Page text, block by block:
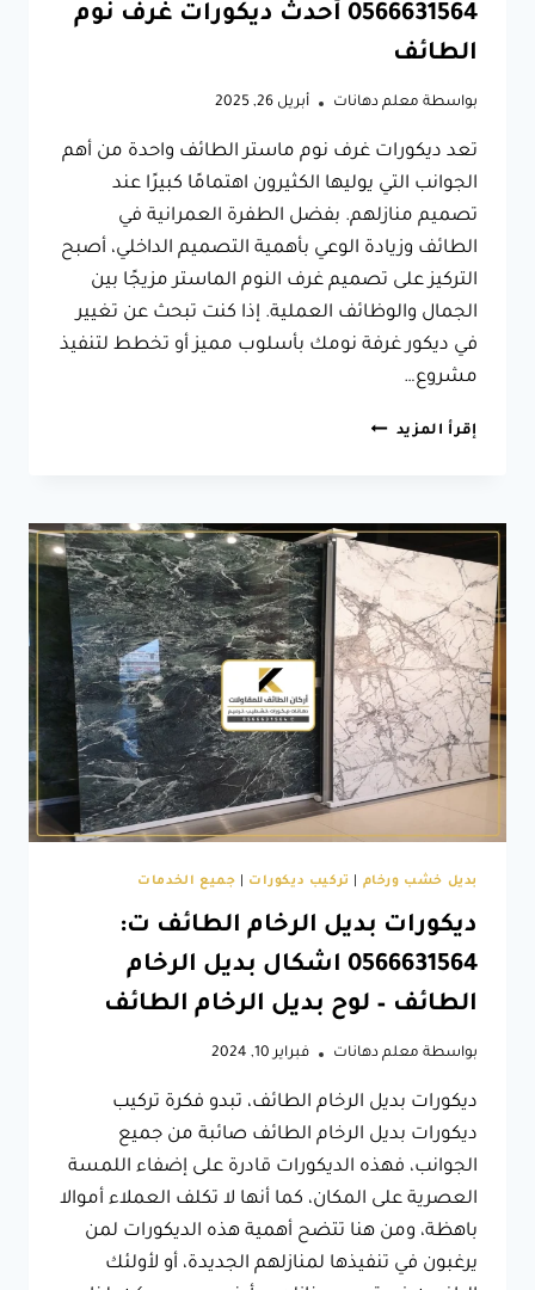
0566631564 أحدث ديكورات غرف نوم
الطائف
بواسطة معلم دهانات أبريل 26, 2025
تعد ديكورات غرف نوم ماستر الطائف واحدة من أهم
الجوانب التي يوليها الكثيرون اهتمامًا كبيرًا عند
تصميم منازلهم. بفضل الطفرة العمرانية في
الطائف وزيادة الوعي بأهمية التصميم الداخلي، أصبح
التركيز على تصميم غرف النوم الماستر مزيجًا بين
الجمال والوظائف العملية. إذا كنت تبحث عن تغيير
في ديكور غرفة نومك بأسلوب مميز أو تخطط لتنفيذ
مشروع…
إقرأ المزيد ديكورات
الطائف
ت:
0566631564
أحدث
ديكورات
غرف
نوم
الطائف
بديل خشب ورخام تركيب ديكورات جميع الخدمات
ديكورات بديل الرخام الطائف ت:
0566631564 اشكال بديل الرخام
الطائف – لوح بديل الرخام الطائف
بواسطة معلم دهانات فبراير 10, 2024
ديكورات بديل الرخام الطائف، تبدو فكرة تركيب
ديكورات بديل الرخام الطائف صائبة من جميع
الجوانب، فهذه الديكورات قادرة على إضفاء اللمسة
العصرية على المكان، كما أنها لا تكلف العملاء أموالا
باهظة، ومن هنا تتضح أهمية هذه الديكورات لمن
يرغبون في تنفيذها لمنازلهم الجديدة، أو لأولئك